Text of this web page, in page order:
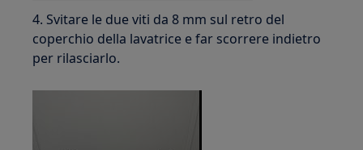
4. Svitare le due viti da 8 mm sul retro del
coperchio della lavatrice e far scorrere indietro
per rilasciarlo.